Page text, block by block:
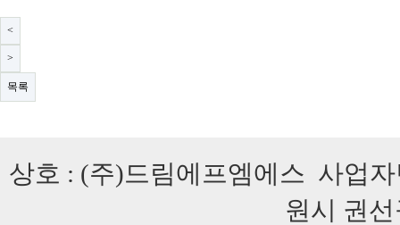
<
>
목록
상호 : (주)드림에프엠에스 사업
원시 권